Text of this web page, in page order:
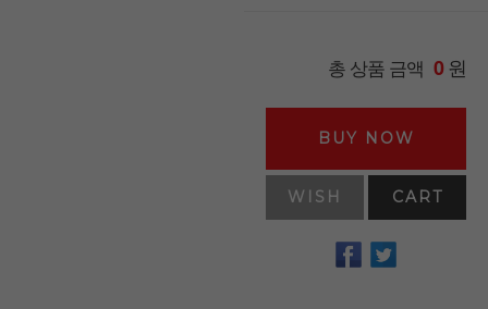
총 상품 금액 0원
BUY NOW
WISH CART